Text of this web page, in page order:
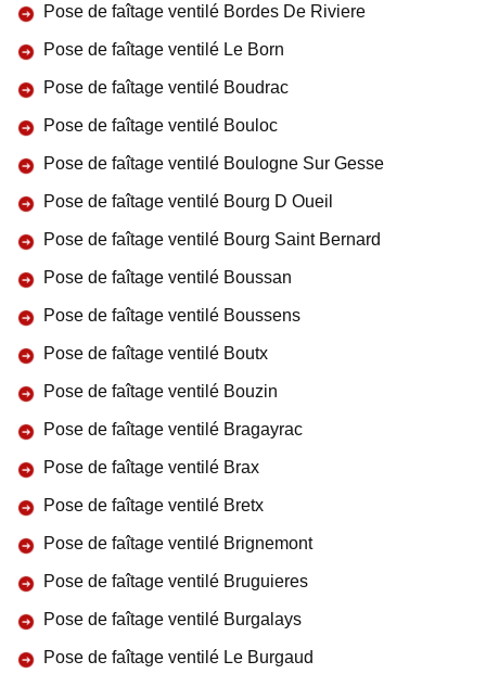
Pose de faîtage ventilé Bordes De Riviere
Pose de faîtage ventilé Le Born
Pose de faîtage ventilé Boudrac
Pose de faîtage ventilé Bouloc
Pose de faîtage ventilé Boulogne Sur Gesse
Pose de faîtage ventilé Bourg D Oueil
Pose de faîtage ventilé Bourg Saint Bernard
Pose de faîtage ventilé Boussan
Pose de faîtage ventilé Boussens
Pose de faîtage ventilé Boutx
Pose de faîtage ventilé Bouzin
Pose de faîtage ventilé Bragayrac
Pose de faîtage ventilé Brax
Pose de faîtage ventilé Bretx
Pose de faîtage ventilé Brignemont
Pose de faîtage ventilé Bruguieres
Pose de faîtage ventilé Burgalays
Pose de faîtage ventilé Le Burgaud